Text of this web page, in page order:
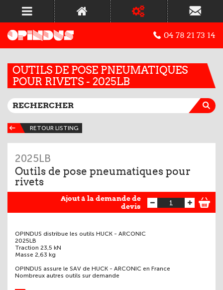
04 78 21 73 14
OUTILS DE POSE PNEUMATIQUES
POUR RIVETS - 2025LB
RETOUR LISTING
2025LB
Outils de pose pneumatiques pour
rivets
Ajout à la demande de
devis
OPINDUS distribue les outils HUCK - ARCONIC
2025LB
Traction 23,5 kN
Masse 2,63 kg
OPINDUS assure le SAV de HUCK - ARCONIC en France
Nombreux autres outils sur demande